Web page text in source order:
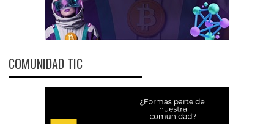
COMUNIDAD TIC